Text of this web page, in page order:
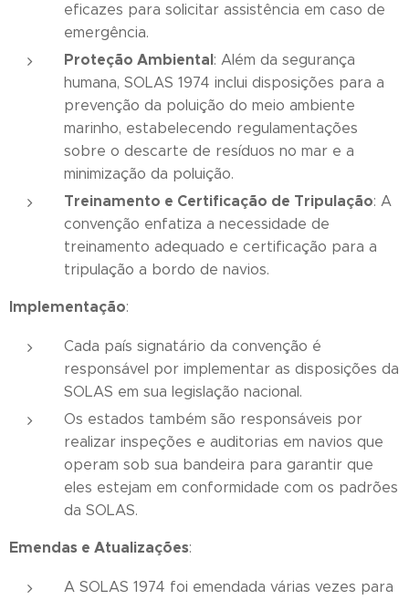
eficazes para solicitar assistência em caso de
emergência.
Proteção Ambiental: Além da segurança
humana, SOLAS 1974 inclui disposições para a
prevenção da poluição do meio ambiente
marinho, estabelecendo regulamentações
sobre o descarte de resíduos no mar e a
minimização da poluição.
Treinamento e Certificação de Tripulação: A
convenção enfatiza a necessidade de
treinamento adequado e certificação para a
tripulação a bordo de navios.
Implementação:
Cada país signatário da convenção é
responsável por implementar as disposições da
SOLAS em sua legislação nacional.
Os estados também são responsáveis por
realizar inspeções e auditorias em navios que
operam sob sua bandeira para garantir que
eles estejam em conformidade com os padrões
da SOLAS.
Emendas e Atualizações:
A SOLAS 1974 foi emendada várias vezes para